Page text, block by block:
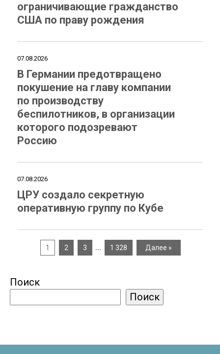
ограничивающие гражданство
США по праву рождения
07.08.2026
В Германии предотвращено
покушение на главу компании
по производству
беспилотников, в организации
которого подозревают
Россию
07.08.2026
ЦРУ создало секретную
оперативную группу по Кубе
1 2 3 … 1 328 Далее »
Поиск
Поиск